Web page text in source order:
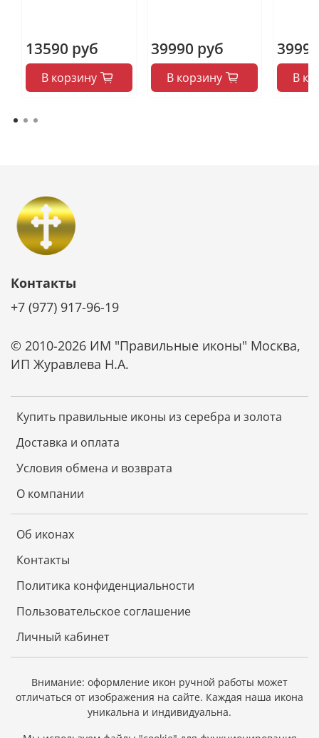
13590 руб
В корзину
39990 руб
В корзину В
Купить правильные иконы из серебра и золота
Доставка и оплата
Условия обмена и возврата
О компании
Об иконах
Контакты
Политика конфиденциальности
Пользовательское соглашение
Личный кабинет
Контакты
+7 (977) 917-96-19
© 2010-2026 ИМ "Правильные иконы" Москва,
ИП Журавлева Н.А.
Внимание: оформление икон ручной работы может
отличаться от изображения на сайте. Каждая наша икона
уникальна и индивидуальна.